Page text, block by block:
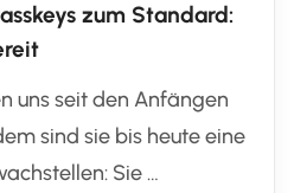
zum Standard:
uns seit den Anfängen
sind sie bis heute eine
Sie …